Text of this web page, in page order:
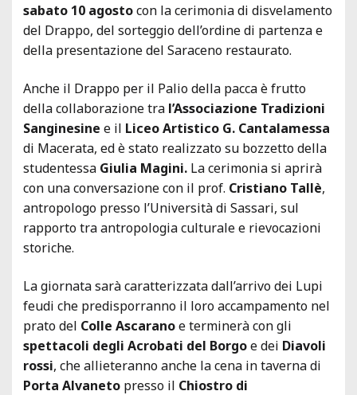
sabato 10 agostocon la cerimonia di disvelamento
del Drappo, del sorteggio dell’ordine di partenza e
della presentazione del Saraceno restaurato.
Anche il Drappo per il Palio della pacca è frutto
della collaborazione tra l’Associazione Tradizioni
Sanginesine e il Liceo Artistico G. Cantalamessa
di Macerata, ed è stato realizzato su bozzetto della
studentessa Giulia Magini. La cerimonia si aprirà
con una conversazione con il prof. Cristiano Tallè,
antropologo presso l’Università di Sassari, sul
rapporto tra antropologia culturale e rievocazioni
storiche.
La giornata sarà caratterizzata dall’arrivo dei Lupi
feudi che predisporranno il loro accampamento nel
prato del Colle Ascaranoe terminerà con gli
spettacoli degli Acrobati del Borgoe dei Diavoli
rossi, che allieteranno anche la cena in taverna di
Porta Alvaneto presso il Chiostro di